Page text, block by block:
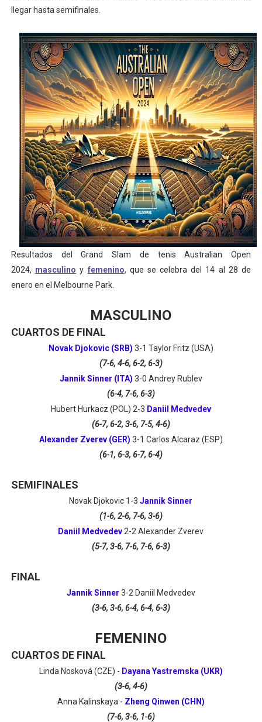
llegar hasta semifinales.
Resultados del Grand Slam de tenis Australian Open
2024, masculino y femenino, que se celebra del 14 al 28 de
enero en el Melbourne Park.
MASCULINO
CUARTOS DE FINAL
Novak Djokovic (SRB) 3-1 Taylor Fritz (USA)
(7-6, 4-6, 6-2, 6-3)
Jannik Sinner (ITA) 3-0 Andrey Rublev
(6-4, 7-6, 6-3)
Hubert Hurkacz (POL) 2-3 Daniil Medvedev
(6-7, 6-2, 3-6, 7-5, 4-6)
Alexander Zverev (GER) 3-1 Carlos Alcaraz (ESP)
(6-1, 6-3, 6-7, 6-4)
SEMIFINALES
Novak Djokovic 1-3Jannik Sinner
(1-6, 2-6, 7-6, 3-6)
Daniil Medvedev 2-2 Alexander Zverev
(5-7, 3-6, 7-6, 7-6, 6-3)
FINAL
Jannik Sinner 3-2 Daniil Medvedev
(3-6, 3-6, 6-4, 6-4, 6-3)
FEMENINO
CUARTOS DE FINAL
Linda Nosková (CZE) - Dayana Yastremska (UKR)
(3-6, 4-6)
Anna Kalinskaya - Zheng Qinwen (CHN)
(7-6, 3-6, 1-6)